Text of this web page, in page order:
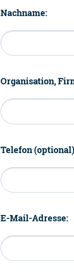
Nachname:
Organisation,
Telefon
E-Mail-Adresse: